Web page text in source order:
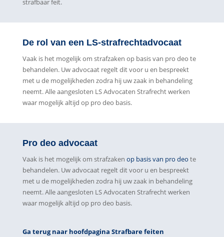
strafbaar feit.
De rol van een LS-strafrechtadvocaat
Vaak is het mogelijk om strafzaken op basis van pro deo te
behandelen. Uw advocaat regelt dit voor u en bespreekt
met u de mogelijkheden zodra hij uw zaak in behandeling
neemt. Alle aangesloten LS Advocaten Strafrecht werken
waar mogelijk altijd op pro deo basis.
Pro deo advocaat
Vaak is het mogelijk om strafzaken op basis van pro deo te
behandelen. Uw advocaat regelt dit voor u en bespreekt
met u de mogelijkheden zodra hij uw zaak in behandeling
neemt. Alle aangesloten LS Advocaten Strafrecht werken
waar mogelijk altijd op pro deo basis.
Ga terug naar hoofdpagina Strafbare feiten